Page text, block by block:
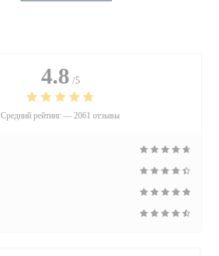
4.8 /5
Средний рейтинг — 2061 отзывы